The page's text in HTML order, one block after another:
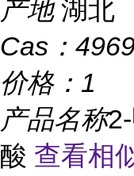
产地 湖北
Cas：
价格： 1
产品名称
酸 查看相